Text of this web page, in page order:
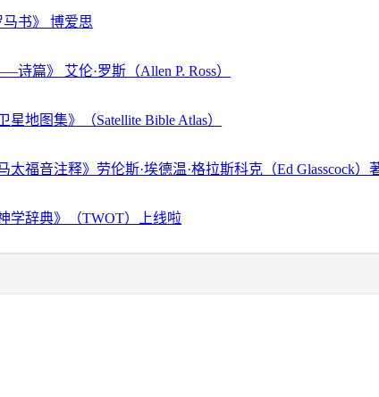
书》 博爱思
诗篇》 艾伦·罗斯（Allen P. Ross）
地图集》（Satellite Bible Atlas）
太福音注释》劳伦斯·埃德温·格拉斯科克（Ed Glasscock）
学辞典》（TWOT）上线啦